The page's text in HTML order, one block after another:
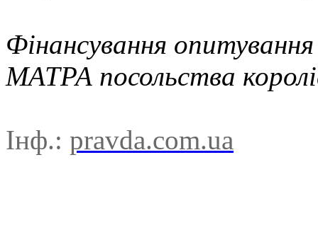
Фінансування
МАТРА посольства
Інф.: pravda.com.ua